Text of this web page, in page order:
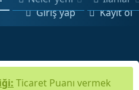
Giriş yap Kayıt ol
Ticaret Puanı vermek